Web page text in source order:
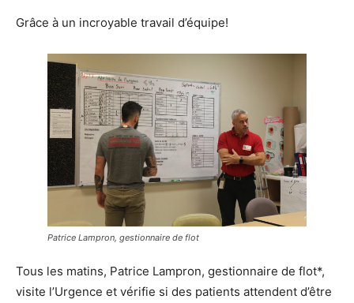
Grâce à un incroyable travail d’équipe!
Patrice Lampron, gestionnaire de flot
Tous les matins, Patrice Lampron, gestionnaire de flot*,
visite l’Urgence et vérifie si des patients attendent d’être